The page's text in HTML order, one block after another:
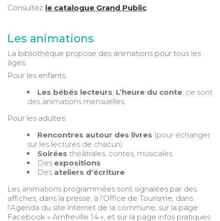
Consultez le catalogue Grand Public.
Les animations
La bibliothèque propose des animations pour tous les
âges.
Pour les enfants:
Les bébés lecteurs, L’heure du conte, ce sont
des animations mensuelles.
Pour les adultes:
Rencontres autour des livres (pour échanger
sur les lectures de chacun)
Soirées théâtrales, contes, musicales
Des expositions
Des ateliers d’écriture
Les animations programmées sont signalées par des
affiches, dans la presse, à l’Office de Tourisme, dans
l’Agenda du site internet de la commune, sur la page
Facebook « Amfreville 14 », et sur la page infos pratiques